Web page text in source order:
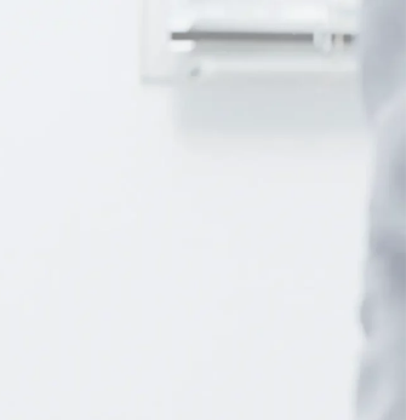
院内の撮影・録音について
膠原病リウマチセンター